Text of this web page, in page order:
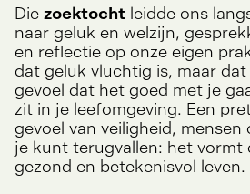
Diezoektocht leidde ons
naar geluk en welzijn,
en reflectie op onze eigen
dat geluk vluchtig is, maar
gevoel dat het goed met je
zit in je leefomgeving. Een
gevoel van veiligheid,
je kunt terugvallen: het vormt
gezond en betekenisvol leven.